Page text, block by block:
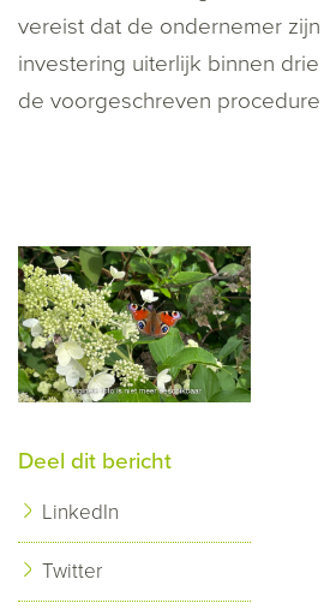
vereist dat de ondernemer
investering uiterlijk binnen
de voorgeschreven procedure
Deel dit bericht
LinkedIn
Twitter